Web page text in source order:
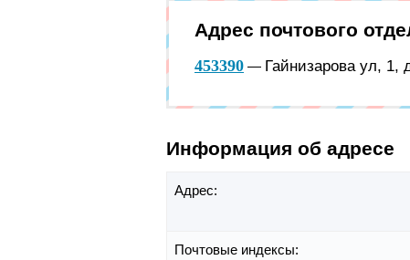
Адрес почтового
453390 — Гайнизарова ул, 1,
Информация об адресе
Адрес:
Почтовые индексы: